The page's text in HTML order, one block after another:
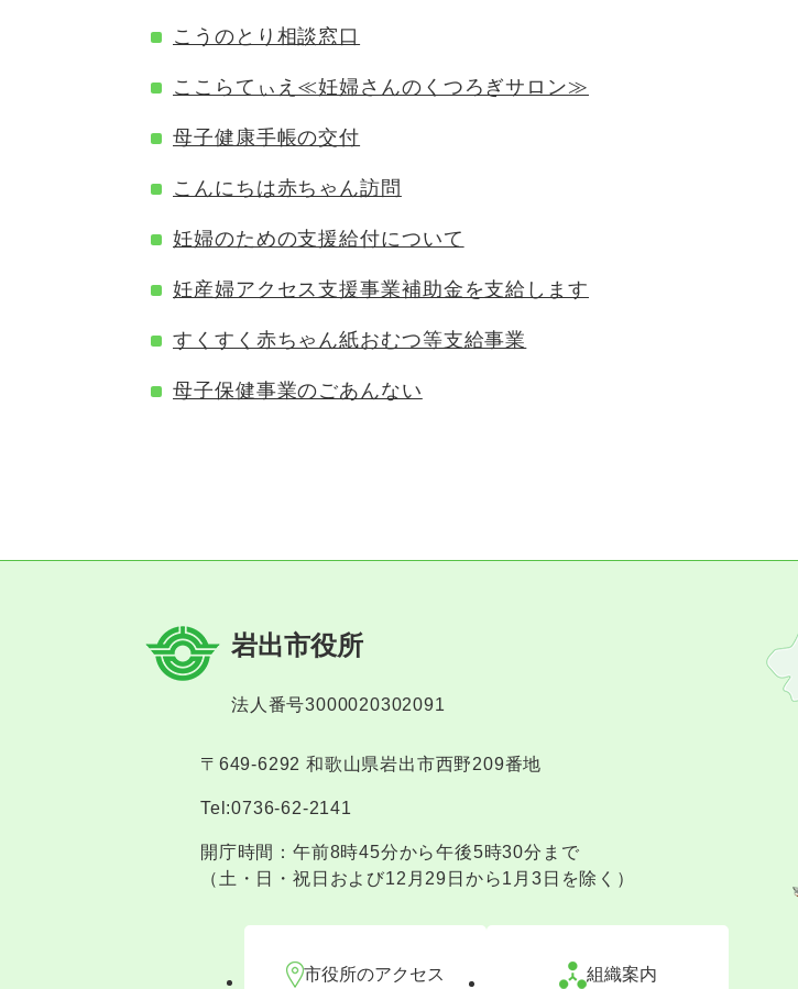
こうのとり相談窓口
ここらてぃえ≪妊婦さんのくつろぎサロン≫
母子健康手帳の交付
こんにちは赤ちゃん訪問
妊婦のための支援給付について
妊産婦アクセス支援事業補助金を支給します
すくすく赤ちゃん紙おむつ等支給事業
母子保健事業のごあんない
岩出市役所
法人番号3000020302091
〒649-6292 和歌山県岩出市西野209番地
Tel:0736-62-2141
開庁時間：午前8時45分から午後5時30分まで
（土・日・祝日および12月29日から1月3日を除く）
市役所のアクセス 組織案内